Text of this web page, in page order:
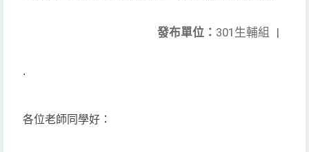
發布單位： 301生輔組 |
.
各位老師同學好：